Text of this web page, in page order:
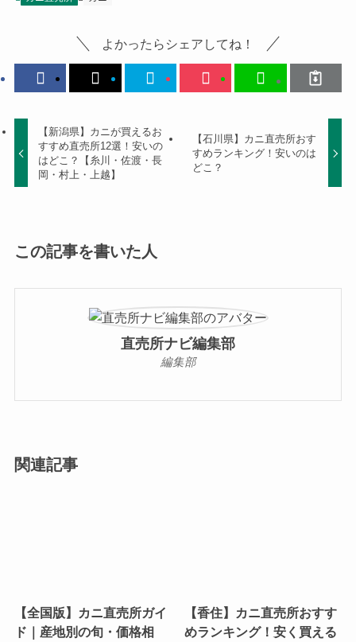
よかったらシェアしてね！
【新潟県】カニが買えるお
すすめ直売所12選！安いの
はどこ？【糸川・佐渡・長
岡・村上・上越】
【石川県】カニ直売所おす
すめランキング！安いのは
どこ？
この記事を書いた人
直売所ナビ編集部
編集部
関連記事
【全国版】カニ直売所ガイ
ド｜産地別の旬・価格相
【香住】カニ直売所おすす
めランキング！安く買える